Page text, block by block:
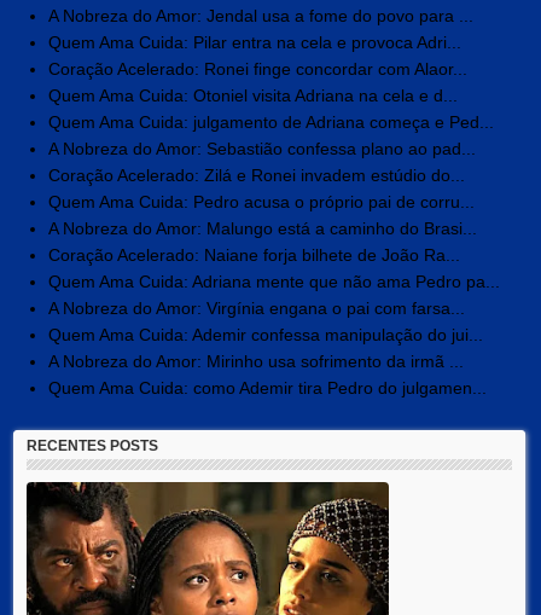
A Nobreza do Amor: Jendal usa a fome do povo para ...
Quem Ama Cuida: Pilar entra na cela e provoca Adri...
Coração Acelerado: Ronei finge concordar com Alaor...
Quem Ama Cuida: Otoniel visita Adriana na cela e d...
Quem Ama Cuida: julgamento de Adriana começa e Ped...
A Nobreza do Amor: Sebastião confessa plano ao pad...
Coração Acelerado: Zilá e Ronei invadem estúdio do...
Quem Ama Cuida: Pedro acusa o próprio pai de corru...
A Nobreza do Amor: Malungo está a caminho do Brasi...
Coração Acelerado: Naiane forja bilhete de João Ra...
Quem Ama Cuida: Adriana mente que não ama Pedro pa...
A Nobreza do Amor: Virgínia engana o pai com farsa...
Quem Ama Cuida: Ademir confessa manipulação do jui...
A Nobreza do Amor: Mirinho usa sofrimento da irmã ...
Quem Ama Cuida: como Ademir tira Pedro do julgamen...
RECENTES POSTS